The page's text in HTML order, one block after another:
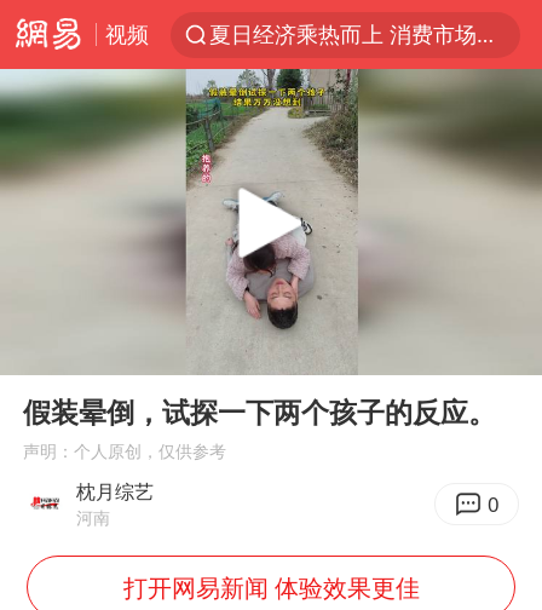
视频
夏日经济乘热而上 消费市场向新而行
王传君 《披荆斩棘》
BLG经理辟谣Bin离队
上门女婿出轨女邻居多年被判重婚罪
Play
假装晕倒，试探一下两个孩子的反应。
声明：个人原创，仅供参考
枕月综艺
河南 0
打开网易新闻 体验效果更佳